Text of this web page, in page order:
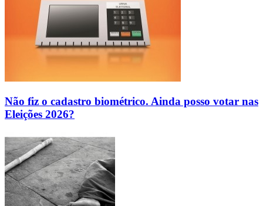
Não fiz o cadastro biométrico. Ainda posso votar nas
Eleições 2026?